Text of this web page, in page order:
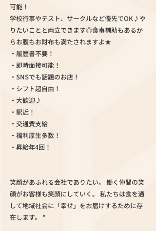
可能！
学校行事やテスト、サークルなど優先でOK♪や
りたいことと両立できます◎食事補助もあるか
らお腹もお財布も満たされますよ★
・履歴書不要！
・即時面接可能！
・SNSでも話題のお店！
・シフト超自由！
・大歓迎♪
・駅近！
・交通費支給
・福利厚生多数！
・昇給年4回！
笑顔があふれる会社でありたい。 働く仲間の笑
顔がお客様も笑顔にしていく。 私たちは食を通
して地域社会に「幸せ」をお届けするために存
在します。 "